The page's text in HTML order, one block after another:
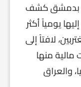
بدمشق كشف
يصل إليها يومياً أكثر
لافتاً إلى
مالية منها
والعراق